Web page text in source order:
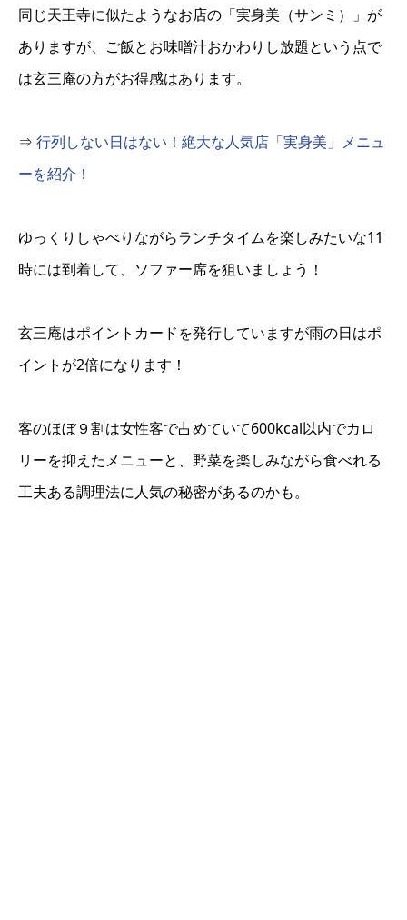
同じ天王寺に似たようなお店の「実身美（サンミ）」が
ありますが、ご飯とお味噌汁おかわりし放題という点で
は玄三庵の方がお得感はあります。
⇒ 行列しない日はない！絶大な人気店「実身美」メニュ
ーを紹介！
ゆっくりしゃべりながらランチタイムを楽しみたいな11
時には到着して、ソファー席を狙いましょう！
玄三庵はポイントカードを発行していますが雨の日はポ
イントが2倍になります！
客のほぼ９割は女性客で占めていて600kcal以内でカロ
リーを抑えたメニューと、野菜を楽しみながら食べれる
工夫ある調理法に人気の秘密があるのかも。